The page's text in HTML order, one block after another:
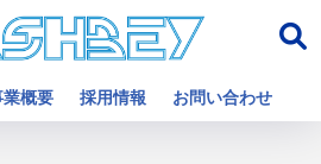
業概要 採用情報 お問い合わせ